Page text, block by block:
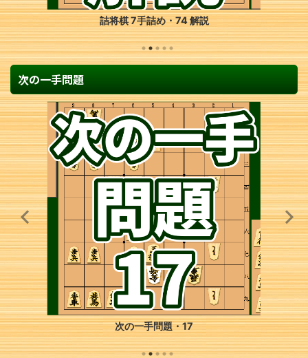
詰将棋 7手詰め・74 解説
次の一手問題
次の一手問題・17